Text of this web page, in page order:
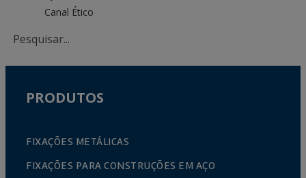
Canal Ético
PRODUTOS
FIXAÇÕES METÁLICAS
FIXAÇÕES PARA CONSTRUÇÕES EM AÇO